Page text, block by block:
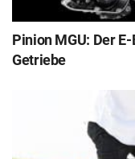
Pinion MGU: Der
Getriebe